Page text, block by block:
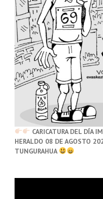
CARICATURA DEL DÍA
HERALDO 08 DE AGOSTO
TUNGURAHUA